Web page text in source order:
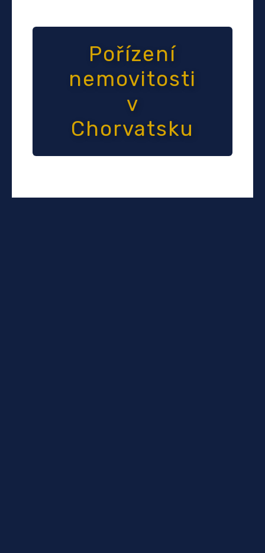
Pořízení
nemovitosti
v
Chorvatsku